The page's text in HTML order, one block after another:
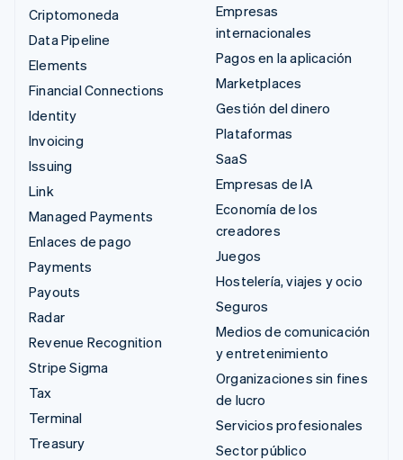
Criptomoneda
Data Pipeline
Elements
Financial Connections
Identity
Invoicing
Issuing
Link
Managed Payments
Enlaces de pago
Payments
Payouts
Radar
Revenue Recognition
Stripe Sigma
Tax
Terminal
Treasury
Empresas
internacionales
Pagos en la aplicación
Marketplaces
Gestión del dinero
Plataformas
SaaS
Empresas de IA
Economía de los
creadores
Juegos
Hostelería, viajes y ocio
Seguros
Medios de comunicación
y entretenimiento
Organizaciones sin fines
de lucro
Servicios profesionales
Sector público